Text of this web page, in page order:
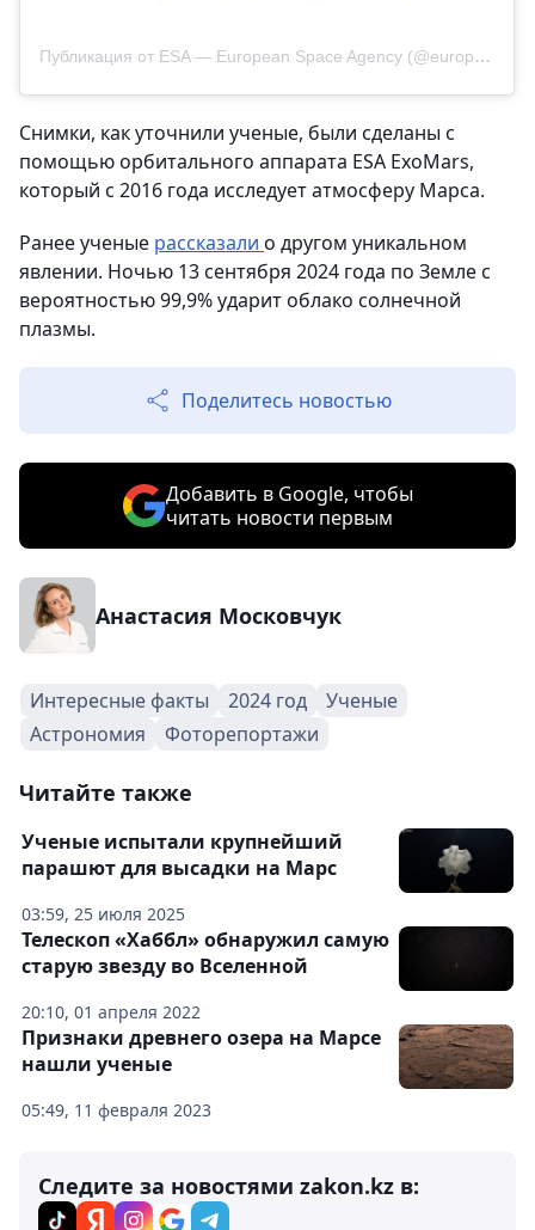
Публикация от ESA — European Space Agency (@europeanspaceagency)
Cнимки, как уточнили ученые, были сделаны с
помощью орбитального аппарата ESA ExoMars,
который с 2016 года исследует атмосферу Марса.
Ранее ученые рассказали о другом уникальном
явлении. Ночью 13 сентября 2024 года по Земле с
вероятностью 99,9% ударит облако солнечной
плазмы.
Поделитесь новостью
Добавить в Google, чтобы
читать новости первым
Анастасия Московчук
Интересные факты 2024 год
Ученые
Астрономия
Фоторепортажи
Читайте также
03:59, 25 июля 2025
Ученые испытали крупнейший
парашют для высадки на Марс
20:10, 01 апреля 2022
Телескоп «Хаббл» обнаружил самую
старую звезду во Вселенной
05:49, 11 февраля 2023
Признаки древнего озера на Марсе
нашли ученые
Следите за новостями zakon.kz в: